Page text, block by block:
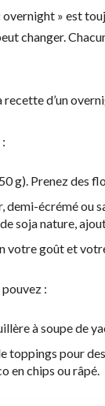
» est
changer.
d’un
g). Prenez des
demi-écrémé ou
soja nature,
votre goût et
:
à soupe de
toppings pour
en chips ou râpé.